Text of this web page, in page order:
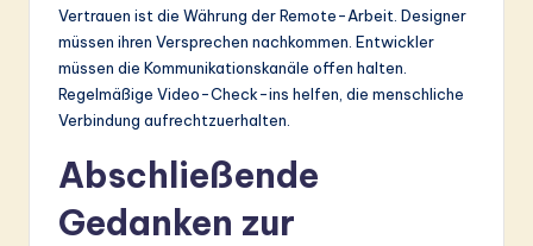
Vertrauen ist die Währung der Remote-Arbeit. Designer
müssen ihren Versprechen nachkommen. Entwickler
müssen die Kommunikationskanäle offen halten.
Regelmäßige Video-Check-ins helfen, die menschliche
Verbindung aufrechtzuerhalten.
Abschließende
Gedanken zur